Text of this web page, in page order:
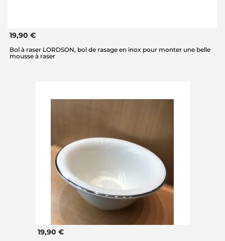
19,90 €
Bol à raser LORDSON, bol de rasage en inox pour monter une belle
mousse à raser
19,90 €